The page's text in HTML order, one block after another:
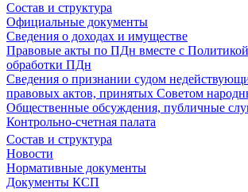
Состав и структура
Официальные документы
Сведения о доходах и имуществе
Правовые акты по ПДн вместе с
обработки ПДн
Сведения о признании судом
правовых актов, принятых Советом
Общественные обсуждения, публичные
Контрольно-счетная палата
Состав и структура
Новости
Нормативные документы
Документы КСП